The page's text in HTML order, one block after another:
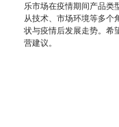
乐市场在疫情期间产品类
从技术、市场环境等多个
状与疫情后发展走势。希
营建议。